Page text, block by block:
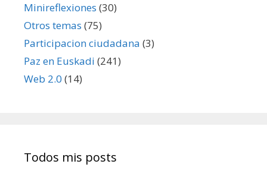
Minireflexiones (30)
Otros temas (75)
Participacion ciudadana (3)
Paz en Euskadi (241)
Web 2.0 (14)
Todos mis posts